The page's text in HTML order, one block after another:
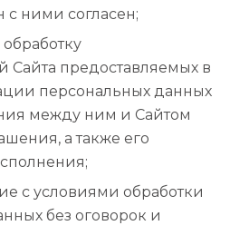
с ними согласен;
предоставляемых в
персональных данных
между ним и Сайтом
а также его
с условиями обработки
без оговорок и